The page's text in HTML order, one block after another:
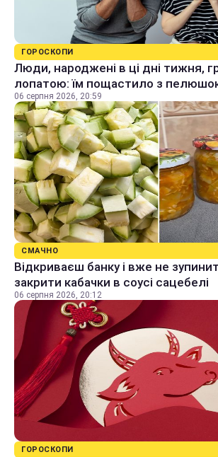
ГОРОСКОПИ
Люди, народжені в ці дні тижня,
лопатою: їм пощастило з
06 серпня 2026, 20:59
СМАЧНО
Відкриваєш банку і вже не
закрити кабачки в соусі сацебелі
06 серпня 2026, 20:12
ГОРОСКОПИ